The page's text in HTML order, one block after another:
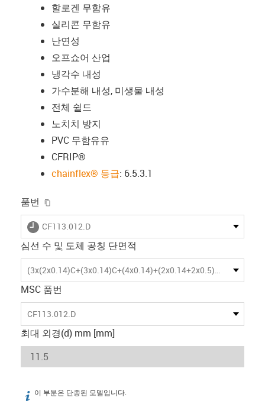
할로겐 무함유
실리콘 무함유
난연성
오프쇼어 산업
냉각수 내성
가수분해 내성, 미생물 내성
전체 쉴드
노치치 방지
PVC 무함유유
CFRIP®
chainflex® 등급: 6.5.3.1
품번
igus-icon-lieferzeit
CF113.012.D
심선 수 및 도체 공칭 단면적
(3x(2x0.14)C+(3x0.14)C+(4x0.14)+(2x0.14+2x0.5))C
MSC 품번
CF113.012.D
최대 외경(d) mm [mm]
igus-icon-info
이 부분은 단종된 모델입니다.